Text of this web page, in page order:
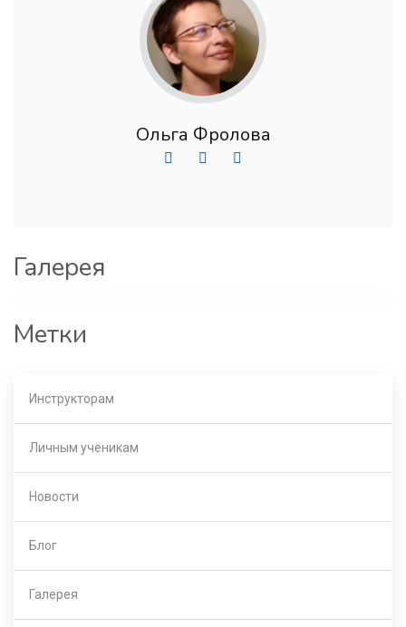
Ольга Фролова
Галерея
Метки
Инструкторам
Личным ученикам
Новости
Блог
Галерея